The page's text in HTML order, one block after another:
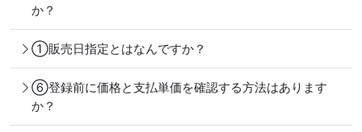
か？
①販売日指定とはなんですか？
⑥登録前に価格と支払単価を確認する方法はあります
か？